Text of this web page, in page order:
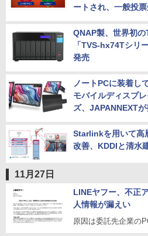
ートされ、一般投
QNAP製、世界初
「TVS-hx74Tシリ
発売
ノートPCに装着し
モバイルディスプ
ズ、JAPANNEXT
Starlinkを用いて高
改善、KDDIと清水
11月27日
LINEヤフー、不正
人情報が漏えい
原因は委託先企業の